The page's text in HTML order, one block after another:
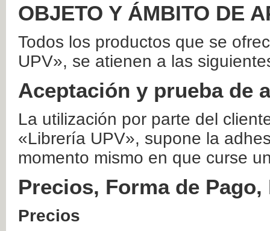
OBJETO Y ÁMBITO DE
Todos los productos que se
UPV», se atienen a las
Aceptación y prueba de
La utilización por parte del
«Librería UPV», supone la
momento mismo en que curse
Precios, Forma de
Precios